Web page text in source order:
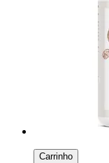
Carrinho